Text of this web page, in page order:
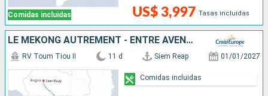
Comidas incluidas US$ 3,997 Tasas incluidas
LE MÉKONG AUTREMENT - ENTRE AVENTURE ET SITES INCONTOURNABLES
RV Toum Tiou II 11 d Siem Reap 01/01/2027
Comidas incluidas